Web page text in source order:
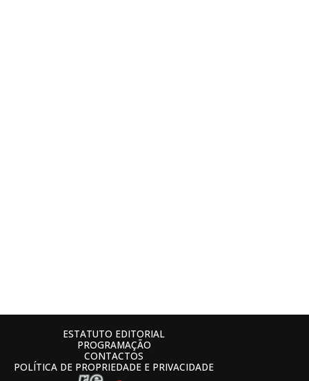
ESTATUTO EDITORIAL
PROGRAMAÇÃO
CONTACTOS
POLÍTICA DE PROPRIEDADE E PRIVACIDADE